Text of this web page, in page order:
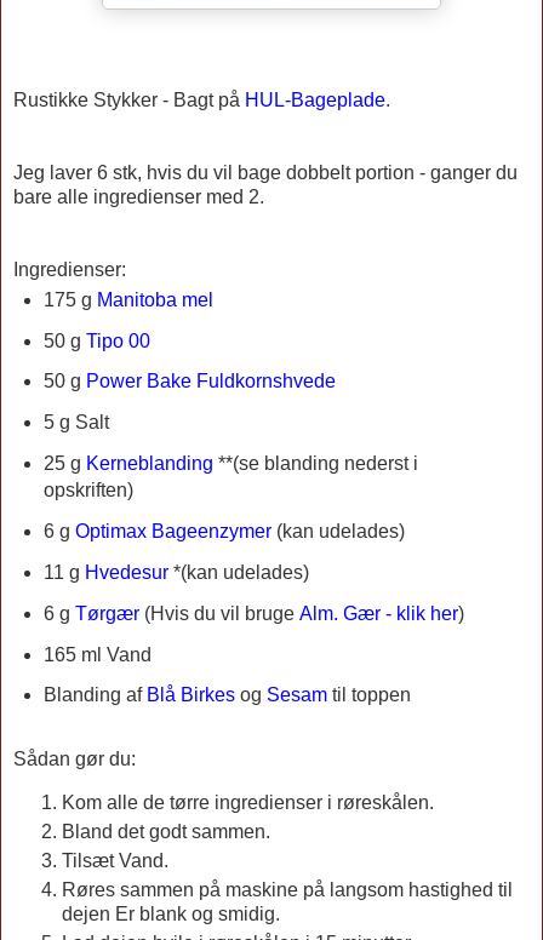
Rustikke Stykker - Bagt på HUL-Bageplade.
Jeg laver 6 stk, hvis du vil bage dobbelt portion - ganger du
bare alle ingredienser med 2.
Ingredienser:
175 g Manitoba mel
50 g Tipo 00
50 g Power Bake Fuldkornshvede
5 g Salt
25 g Kerneblanding **(se blanding nederst i
opskriften)
6 g Optimax Bageenzymer(kan udelades)
11 g Hvedesur*(kan udelades)
6 g Tørgær (Hvis du vil bruge Alm. Gær - klik her)
165 ml Vand
Blanding af Blå Birkesog Sesamtil toppen
Sådan gør du:
Kom alle de tørre ingredienser i røreskålen.
Bland det godt sammen.
Tilsæt Vand.
Røres sammen på maskine på langsom hastighed til
dejen Er blank og smidig.